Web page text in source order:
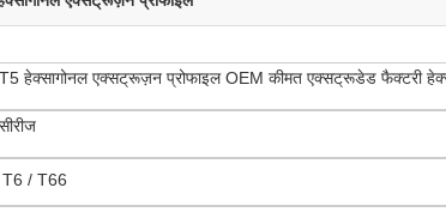
हेक्सागोनल एक्सट्रूज़न प्रोफाइल OEM कीमत एक्सट्रूडेड फैक्टरी
/ T66